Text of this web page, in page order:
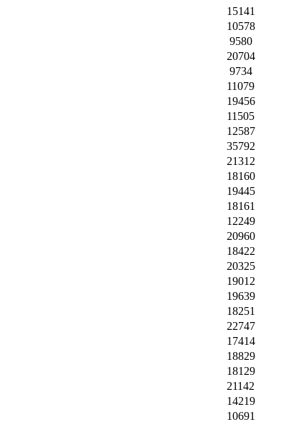
15141
10578
9580
20704
9734
11079
19456
11505
12587
35792
21312
18160
19445
18161
12249
20960
18422
20325
19012
19639
18251
22747
17414
18829
18129
21142
14219
10691